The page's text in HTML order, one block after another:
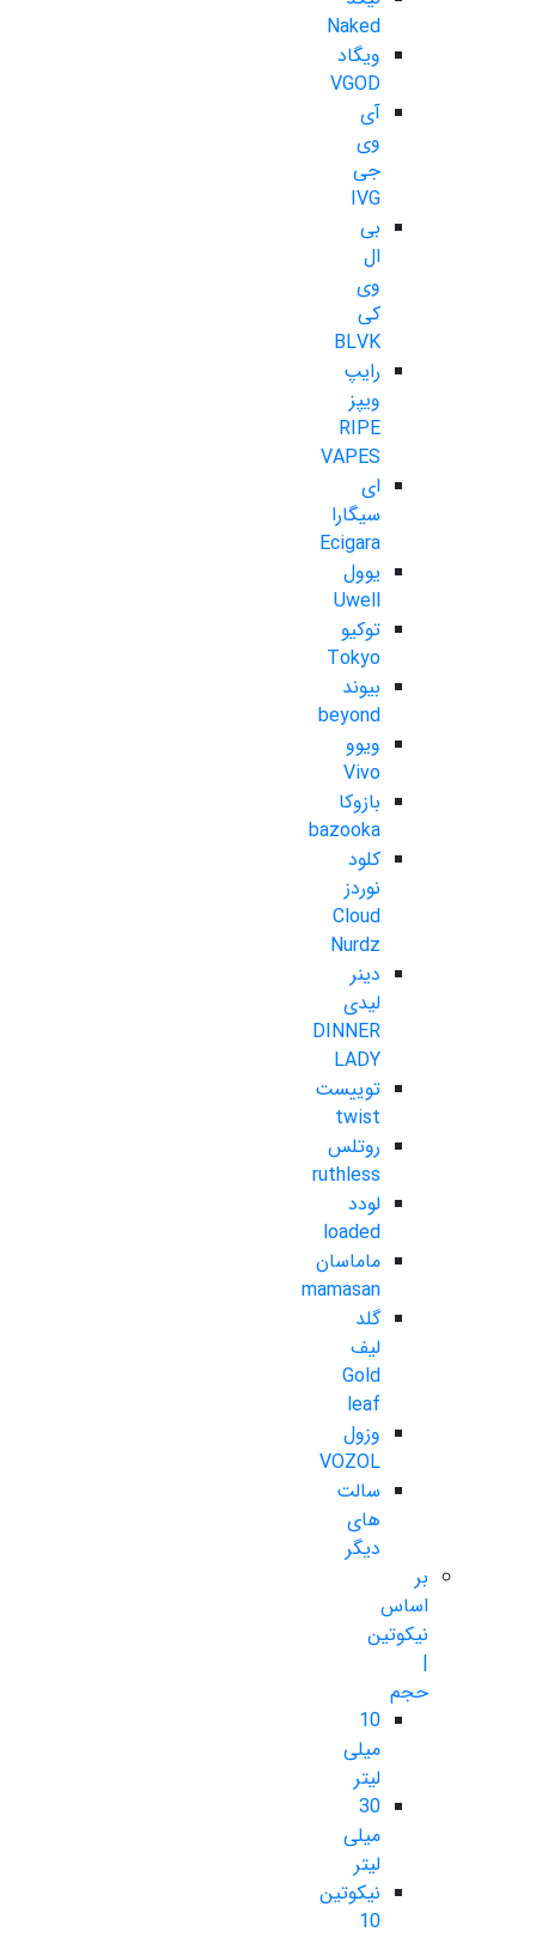
Naked
ویگاد
VGOD
آی
وی
جی
IVG
بی
ال
وی
کی
BLVK
رایپ
ویپز
RIPE
VAPES
ای
سیگارا
Ecigara
یوول
Uwell
توکیو
Tokyo
بیوند
beyond
ویوو
Vivo
بازوکا
bazooka
کلود
نوردز
Cloud
Nurdz
دینر
لیدی
DINNER
LADY
توییست
twist
روتلس
ruthless
لودد
loaded
ماماسان
mamasan
گلد
لیف
Gold
leaf
وزول
VOZOL
سالت
های
دیگر
بر
اساس
نیکوتین
|
حجم
10
میلی
لیتر
30
میلی
لیتر
نیکوتین
10